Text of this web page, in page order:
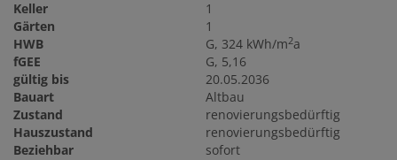
Keller
1
Gärten
1
HWB
G, 324 kWh/m2a
fGEE
G, 5,16
gültig bis
20.05.2036
Bauart
Altbau
Zustand
renovierungsbedürftig
Hauszustand
renovierungsbedürftig
Beziehbar
sofort